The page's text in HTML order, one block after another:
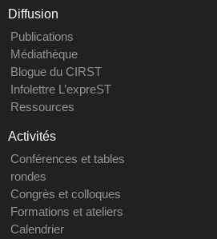
Diffusion
Publications
Médiathèque
Blogue du CIRST
Infolettre L’expreST
Ressources
Activités
Conférences et tables
rondes
Congrès et colloques
Formations et ateliers
Calendrier